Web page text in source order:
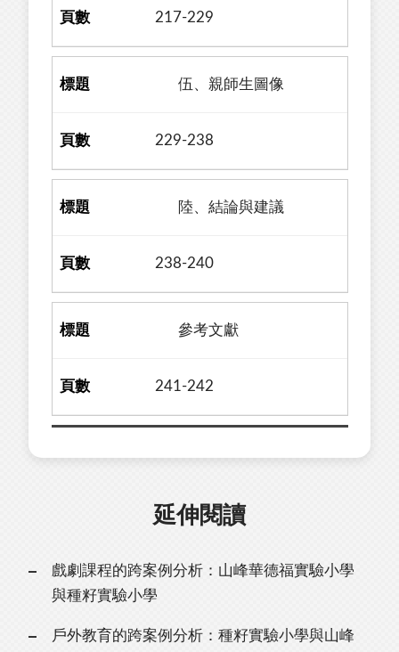
217-229
伍、親師生圖像
229-238
陸、結論與建議
238-240
參考文獻
241-242
延伸閱讀
戲劇課程的跨案例分析：山峰華德福實驗小學
與種籽實驗小學
戶外教育的跨案例分析：種籽實驗小學與山峰